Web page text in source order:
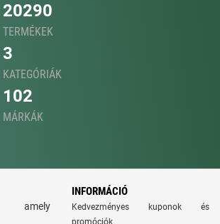
20290
TERMÉKEK
3
KATEGÓRIÁK
102
MÁRKÁK
amely
INFORMÁCIÓ
Kedvezményes kuponok és
promóciók